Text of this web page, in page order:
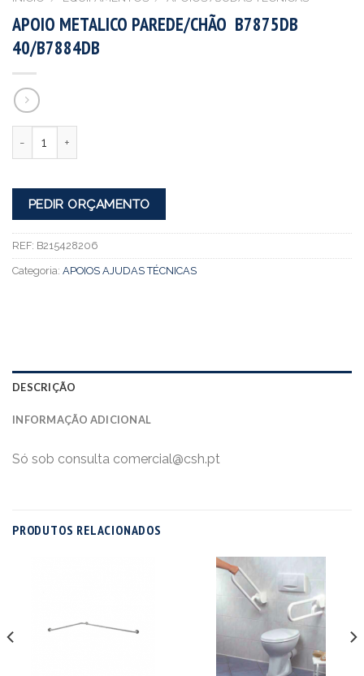
APOIO METALICO PAREDE/CHÃO B7875DB
40/B7884DB
PEDIR ORÇAMENTO
REF: B215428206
Categoria: APOIOS AJUDAS TÉCNICAS
DESCRIÇÃO
INFORMAÇÃO ADICIONAL
Só sob consulta comercial@csh.pt
PRODUTOS RELACIONADOS